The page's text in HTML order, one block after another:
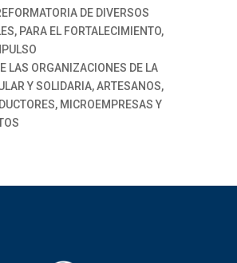
DE DIVERSOS
PARA EL FORTALECIMIENTO,
LAS ORGANIZACIONES DE LA
Y SOLIDARIA, ARTESANOS,
MICROEMPRESAS Y